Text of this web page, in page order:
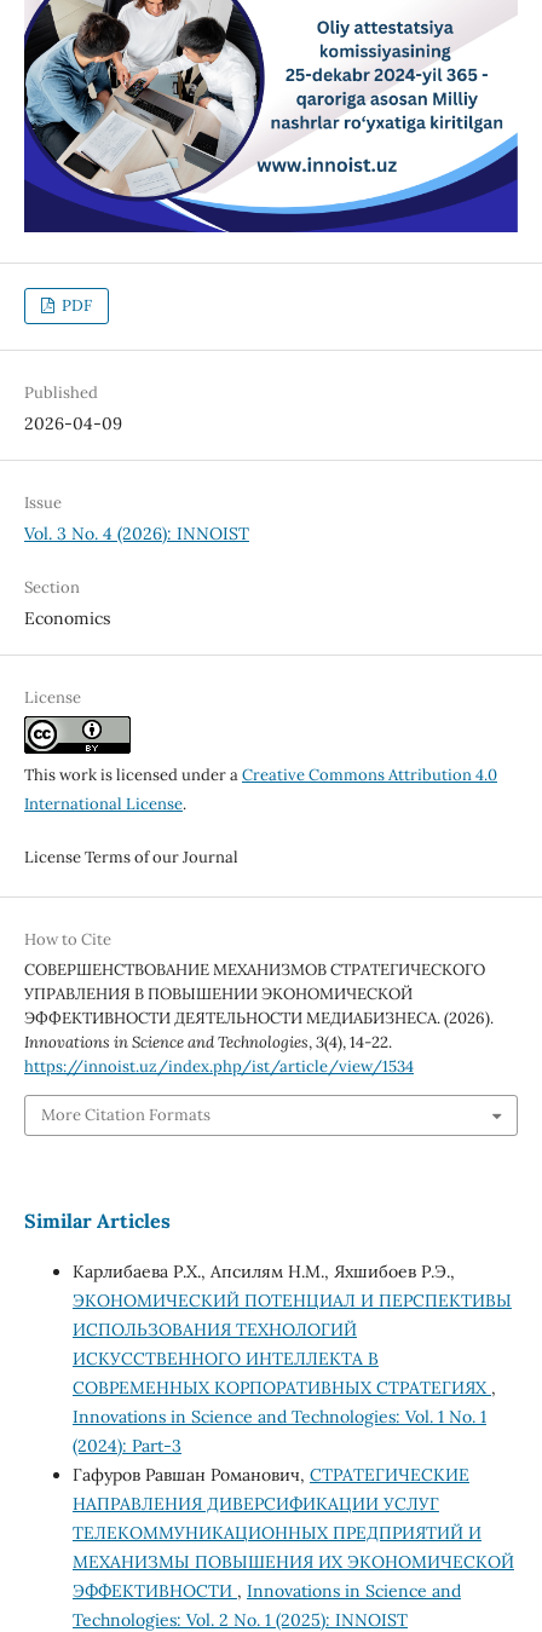
PDF
Published
2026-04-09
Issue
Vol. 3 No. 4 (2026): INNOIST
Section
Economics
License
This work is licensed under aCreative Commons Attribution 4.0
International License.
License Terms of our Journal
How to Cite
СОВЕРШЕНСТВОВАНИЕ МЕХАНИЗМОВ СТРАТЕГИЧЕСКОГО
УПРАВЛЕНИЯ В ПОВЫШЕНИИ ЭКОНОМИЧЕСКОЙ
ЭФФЕКТИВНОСТИ ДЕЯТЕЛЬНОСТИ МЕДИАБИЗНЕСА. (2026).
Innovations in Science and Technologies,3(4), 14-22.
https://innoist.uz/index.php/ist/article/view/1534
More Citation Formats
Similar Articles
Карлибаева Р.Х., Апсилям Н.М., Яхшибоев Р.Э.,
ЭКОНОМИЧЕСКИЙ ПОТЕНЦИАЛ И ПЕРСПЕКТИВЫ
ИСПОЛЬЗОВАНИЯ ТЕХНОЛОГИЙ
ИСКУССТВЕННОГО ИНТЕЛЛЕКТА В
СОВРЕМЕННЫХ КОРПОРАТИВНЫХ СТРАТЕГИЯХ ,
Innovations in Science and Technologies: Vol. 1 No. 1
(2024): Part-3
Гафуров Равшан Романович, СТРАТЕГИЧЕСКИЕ
НАПРАВЛЕНИЯ ДИВЕРСИФИКАЦИИ УСЛУГ
ТЕЛЕКОММУНИКАЦИОННЫХ ПРЕДПРИЯТИЙ И
МЕХАНИЗМЫ ПОВЫШЕНИЯ ИХ ЭКОНОМИЧЕСКОЙ
ЭФФЕКТИВНОСТИ , Innovations in Science and
Technologies: Vol. 2 No. 1 (2025): INNOIST